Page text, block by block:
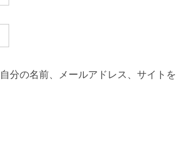
分の名前、メールアドレス、サイトを